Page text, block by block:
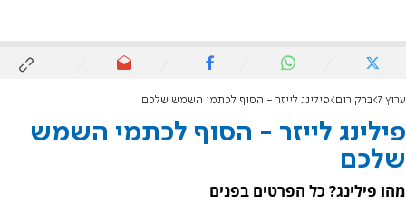
ערוץ 7 ברק רום פילינג לייזר - הסוף לכתמי השמש שלכם
פילינג לייזר - הסוף לכתמי השמש
שלכם
מהו פילינג? כל הפרטים בפנים